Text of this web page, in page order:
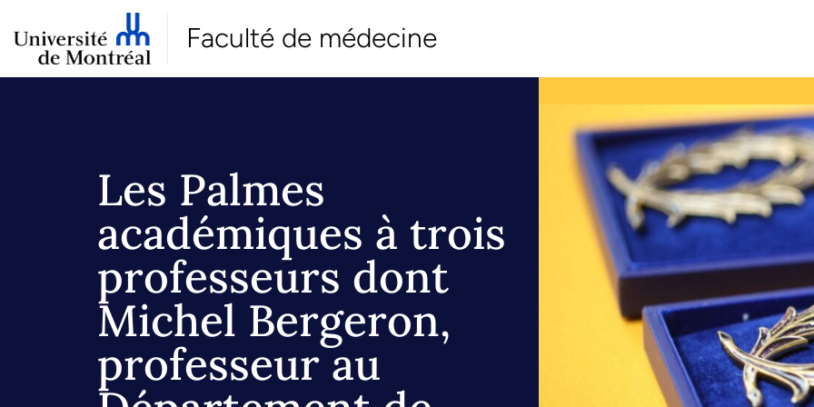
Faculté de médecine
Les Palmes
académiques à trois
professeurs dont
Michel Bergeron,
professeur au